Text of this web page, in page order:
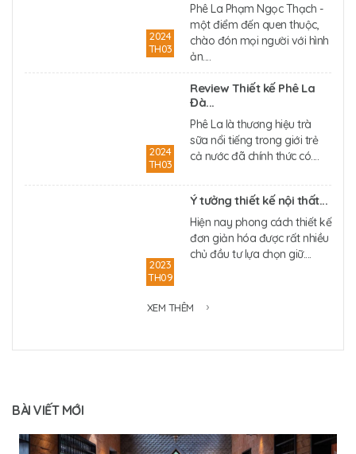
2024
TH03
Phê La Phạm Ngọc Thạch -
một điểm đến quen thuộc,
chào đón mọi người với hình
ản....
2024
TH03
Review Thiết kế Phê La
Đà...
Phê La là thương hiệu trà
sữa nổi tiếng trong giới trẻ
cả nước đã chính thức có....
2023
TH09
Ý tưởng thiết kế nội thất...
Hiện nay phong cách thiết kế
đơn giản hóa được rất nhiều
chủ đầu tư lựa chọn giữ....
XEM THÊM
BÀI VIẾT MỚI